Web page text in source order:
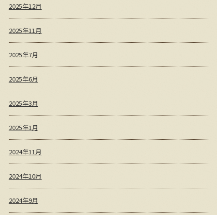
2025年12月
2025年11月
2025年7月
2025年6月
2025年3月
2025年1月
2024年11月
2024年10月
2024年9月